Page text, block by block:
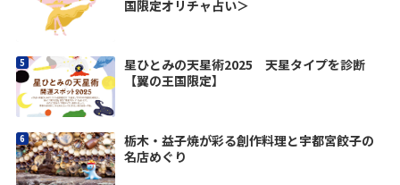
国限定オリチャ占い＞
星ひとみの天星術2025 天星タイプを診断
【翼の王国限定】
栃木・益子焼が彩る創作料理と宇都宮餃子の
名店めぐり